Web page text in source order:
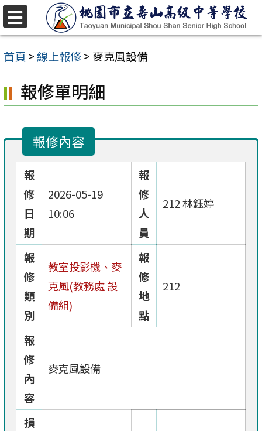
跳
至
主
內
容
首頁 >線上報修> 麥克風設備
報修單明細
報修內容
報
修
日
期
2026-05-19
10:06
報
修
人
員
212 林鈺婷
報
修
類
別
教室投影機、麥
克風(教務處 設
備組)
報
修
地
點
212
報
修
內
容
麥克風設備
損
選
單